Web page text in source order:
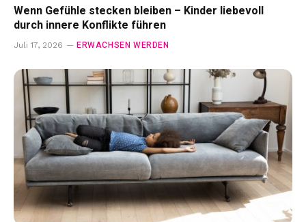
Wenn Gefühle stecken bleiben – Kinder liebevoll
durch innere Konflikte führen
Juli 17, 2026 ERWACHSEN WERDEN